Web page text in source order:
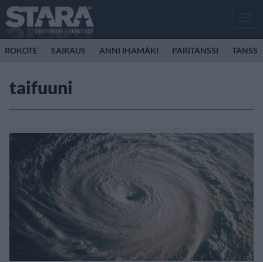
ROKOTE SAIRAUS ANNI IHAMÄKI PARITANSSI TANSSI
taifuuni